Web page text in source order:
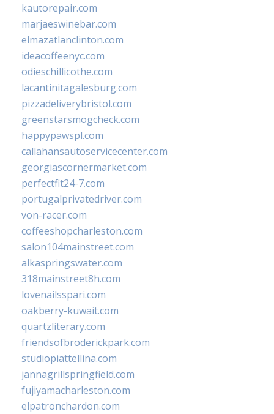
kautorepair.com
marjaeswinebar.com
elmazatlanclinton.com
ideacoffeenyc.com
odieschillicothe.com
lacantinitagalesburg.com
pizzadeliverybristol.com
greenstarsmogcheck.com
happypawspl.com
callahansautoservicecenter.com
georgiascornermarket.com
perfectfit24-7.com
portugalprivatedriver.com
von-racer.com
coffeeshopcharleston.com
salon104mainstreet.com
alkaspringswater.com
318mainstreet8h.com
lovenailsspari.com
oakberry-kuwait.com
quartzliterary.com
friendsofbroderickpark.com
studiopiattellina.com
jannagrillspringfield.com
fujiyamacharleston.com
elpatronchardon.com